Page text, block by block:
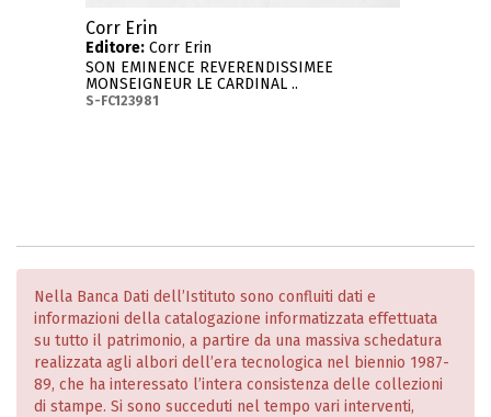
Corr Erin
Editore: Corr Erin
SON EMINENCE REVERENDISSIMEE
MONSEIGNEUR LE CARDINAL ..
S-FC123981
Nella Banca Dati dell’Istituto sono confluiti dati e
informazioni della catalogazione informatizzata effettuata
su tutto il patrimonio, a partire da una massiva schedatura
realizzata agli albori dell’era tecnologica nel biennio 1987-
89, che ha interessato l’intera consistenza delle collezioni
di stampe. Si sono succeduti nel tempo vari interventi,